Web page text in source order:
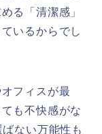
る「清潔感」
いるからでし
フィスが最
も不快感がな
ない万能性も